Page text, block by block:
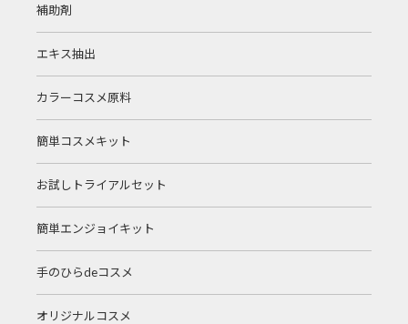
補助剤
エキス抽出
カラーコスメ原料
簡単コスメキット
お試しトライアルセット
簡単エンジョイキット
手のひらdeコスメ
オリジナルコスメ